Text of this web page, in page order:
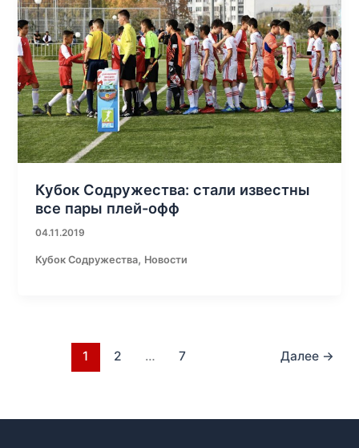
Кубок Содружества: стали известны
все пары плей-офф
04.11.2019
Кубок Содружества, Новости
1 2 … 7 Далее →